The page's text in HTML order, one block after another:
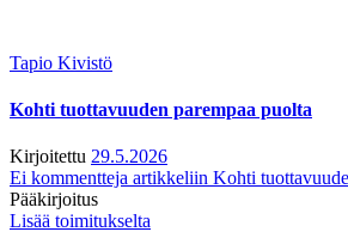
Tapio Kivistö
Kohti tuottavuuden parempaa puolta
Kirjoitettu 29.5.2026
Ei kommentteja artikkeliin Kohti
Pääkirjoitus
Lisää toimitukselta